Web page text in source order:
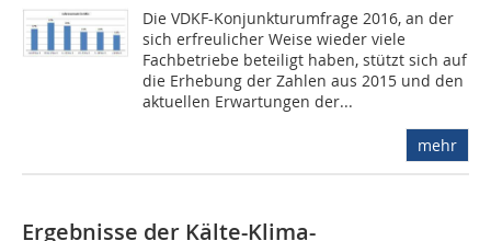
Die VDKF-Konjunkturumfrage 2016, an der
sich erfreulicher Weise wieder viele
Fachbetriebe beteiligt haben, stützt sich auf
die Erhebung der Zahlen aus 2015 und den
aktuellen Erwartungen der...
mehr
Ergebnisse der Kälte-Klima-